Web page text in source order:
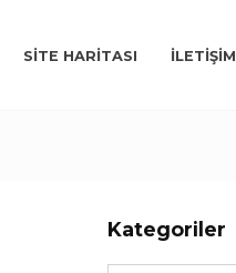
SITE HARITASI İLETIŞIM
Kategoriler